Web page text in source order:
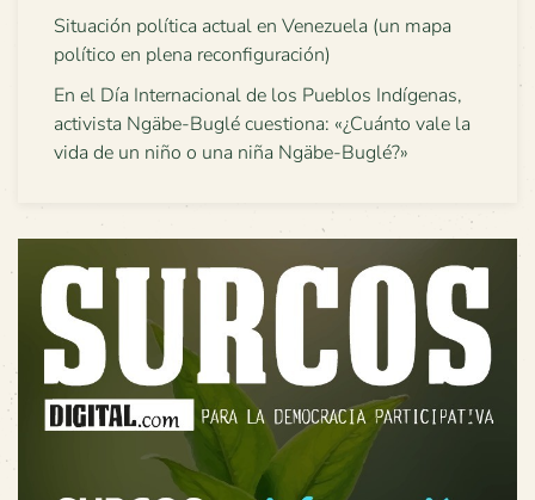
Situación política actual en Venezuela (un mapa
político en plena reconfiguración)
En el Día Internacional de los Pueblos Indígenas,
activista Ngäbe-Buglé cuestiona: «¿Cuánto vale la
vida de un niño o una niña Ngäbe-Buglé?»